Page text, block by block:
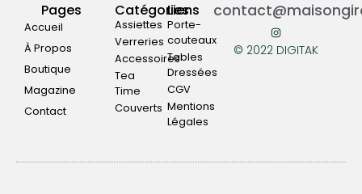
Pages
Accueil
À Propos
Boutique
Magazine
Contact
Catégories
Assiettes
Verreries
Accessoires
Tea
Time
Couverts
Liens
Porte-
couteaux
Tables
Dressées
CGV
Mentions
Légales
© 2022 DIGITAK